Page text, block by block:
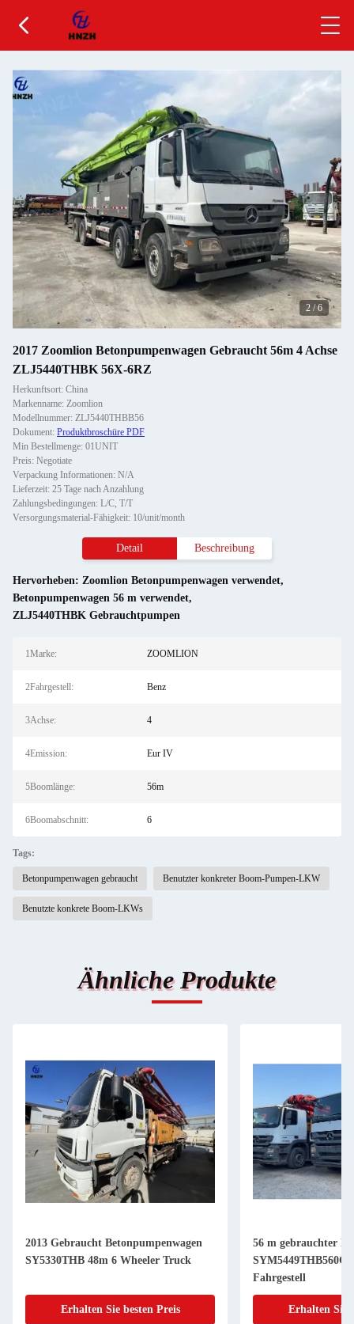
2 /6
2017 Zoomlion Betonpumpenwagen Gebraucht 56m 4 Achse
ZLJ5440THBK 56X-6RZ
Herkunftsort: China
Markenname: Zoomlion
Modellnummer: ZLJ5440THBB56
Dokument: Produktbroschüre PDF
Min Bestellmenge: 01UNIT
Preis: Negotiate
Verpackung Informationen: N/A
Lieferzeit: 25 Tage nach Anzahlung
Zahlungsbedingungen: L/C, T/T
Versorgungsmaterial-Fähigkeit: 10/unit/month
Detail Beschreibung
Hervorheben: Zoomlion Betonpumpenwagen verwendet,
Betonpumpenwagen 56 m verwendet,
ZLJ5440THBK Gebrauchtpumpen
1Marke: ZOOMLION
2Fahrgestell: Benz
3Achse: 4
4Emission: Eur IV
5Boomlänge: 56m
6Boomabschnitt: 6
Tags:
Betonpumpenwagen gebraucht Benutzter konkreter Boom-Pumpen-LKW
Benutzte konkrete Boom-LKWs
Ähnliche Produkte
2013 Gebraucht Betonpumpenwagen
SY5330THB 48m 6 Wheeler Truck
Erhalten Sie besten Preis
56 m gebrauchter
Fahrgestell
Erhalten Sie